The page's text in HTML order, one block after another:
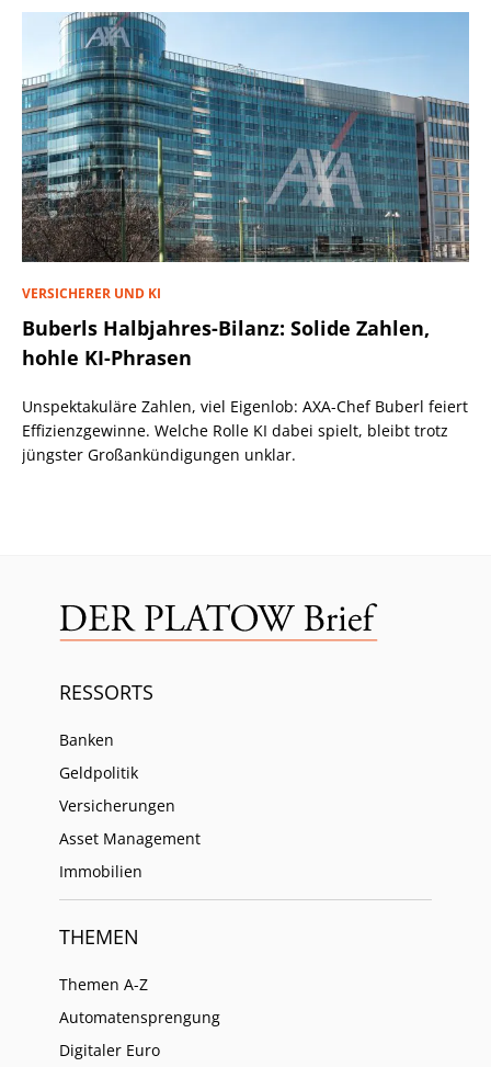
VERSICHERER UND KI
Buberls Halbjahres-Bilanz: Solide Zahlen,
hohle KI-Phrasen
Unspektakuläre Zahlen, viel Eigenlob: AXA-Chef Buberl feiert
Effizienzgewinne. Welche Rolle KI dabei spielt, bleibt trotz
jüngster Großankündigungen unklar.
RESSORTS
Banken
Geldpolitik
Versicherungen
Asset Management
Immobilien
THEMEN
Themen A-Z
Automatensprengung
Digitaler Euro